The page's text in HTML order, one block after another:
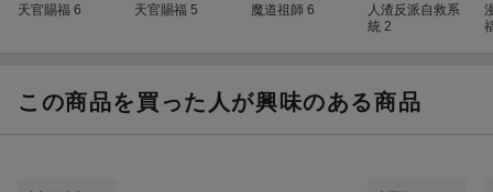
天官賜福 6 天官賜福 5 魔道祖師 6
人渣反派自救系
統 2
この商品を買った人が興味のある商品